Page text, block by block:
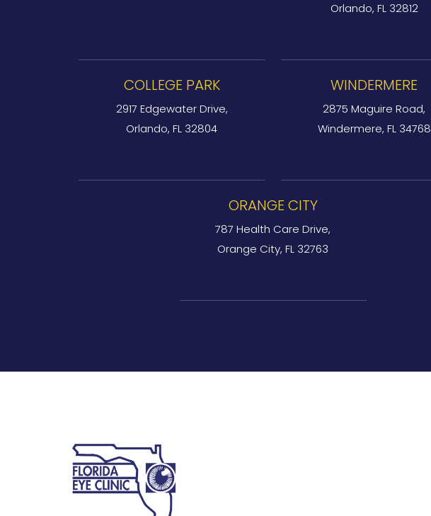
Orlando, FL 32812
COLLEGE PARK
2917 Edgewater Drive,
Orlando, FL 32804
WINDERMERE
2875 Maguire Road,
Windermere, FL 34768
ORANGE CITY
787 Health Care Drive,
Orange City, FL 32763